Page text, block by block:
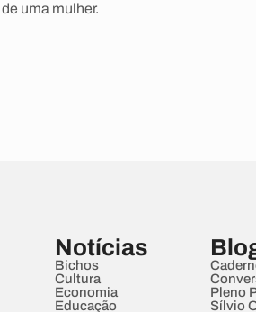
uma mulher.
Notícias
Bichos
Cultura
Economia
Educação
Pleno
Sílvio